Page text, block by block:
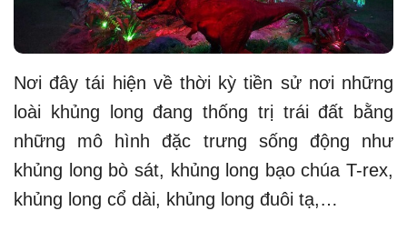
Nơi đây tái hiện về thời kỳ tiền sử nơi những
loài khủng long đang thống trị trái đất bằng
những mô hình đặc trưng sống động như
khủng long bò sát, khủng long bạo chúa T-rex,
khủng long cổ dài, khủng long đuôi tạ,…